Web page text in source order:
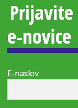
Prijavite
e‑novice
E-naslov